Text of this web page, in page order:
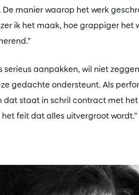
manier waarop het werk
ik het maak, hoe grappiger het
serieus aanpakken, wil niet
gedachte ondersteunt. Als
dat staat in schril contract met
feit dat alles uitvergroot wordt.”